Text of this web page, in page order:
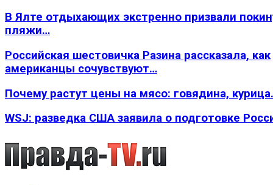
В Ялте отдыхающих экстренно призвали
пляжи…
Российская шестовичка Разина рассказала, как
американцы сочувствуют…
Почему растут цены на мясо: говядина,
WSJ: разведка США заявила о подготовке